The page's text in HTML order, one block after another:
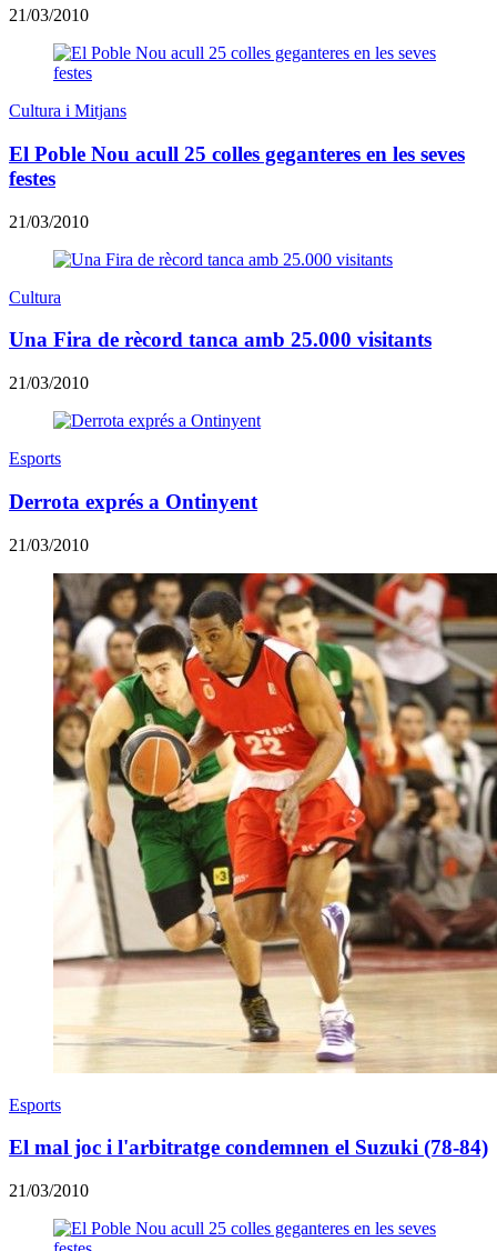
21/03/2010
Cultura i Mitjans
El Poble Nou acull 25 colles geganteres en les seves
festes
21/03/2010
Cultura
Una Fira de rècord tanca amb 25.000 visitants
21/03/2010
Esports
Derrota exprés a Ontinyent
21/03/2010
Esports
El mal joc i l'arbitratge condemnen el Suzuki (78-84)
21/03/2010